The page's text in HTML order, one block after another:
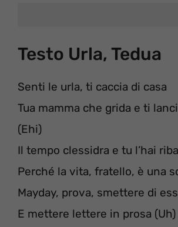
Testo Urla, Tedua
Senti le urla, ti caccia di casa
Tua mamma che grida e ti
(Ehi)
Il tempo clessidra e tu l’hai
Perché la vita, fratello, è una
Mayday, prova, smettere di
E mettere lettere in prosa (Uh)